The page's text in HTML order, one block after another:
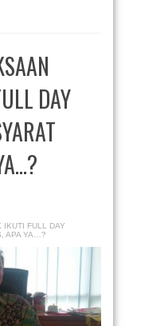
DAY
IKUTI FULL DAY
APA YA…?